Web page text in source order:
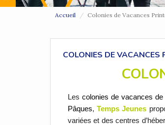
Accueil Colonies de Vacances
COLONIES DE VACANCES
Lescolonies de vacances de
Pâques,Temps Jeunes
variées et des centres